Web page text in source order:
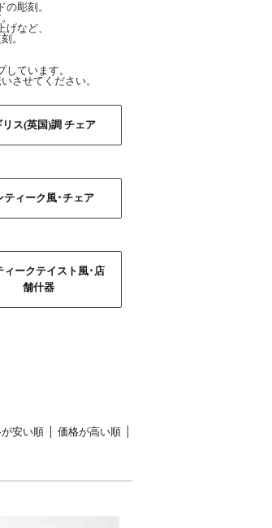
彫刻。
など、
。
ています。
させてください。
リス(英国)調 チェア
ティーク風･チェア
ィークテイスト風･店
舗什器
安い順 価格が高い順